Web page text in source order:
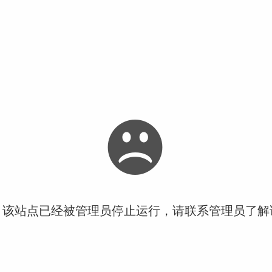
站点已经被管理员停止运行，请联系管理员了